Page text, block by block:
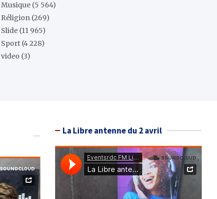
Musique (5 564)
Réligion (269)
Slide (11 965)
Sport (4 228)
video (3)
La Libre antenne du 2 avril